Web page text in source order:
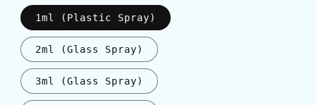
1ml (Plastic Spray)
2ml (Glass Spray)
3ml (Glass Spray)